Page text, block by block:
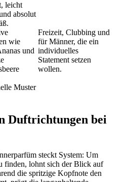
leicht
absolut
wie
und
Muster
Freizeit, Clubbing und
für Männer, die ein
individuelles
Statement setzen
wollen.
Duftrichtungen bei
steckt System: Um
finden, lohnt sich der Blick auf
die spritzige Kopfnote den